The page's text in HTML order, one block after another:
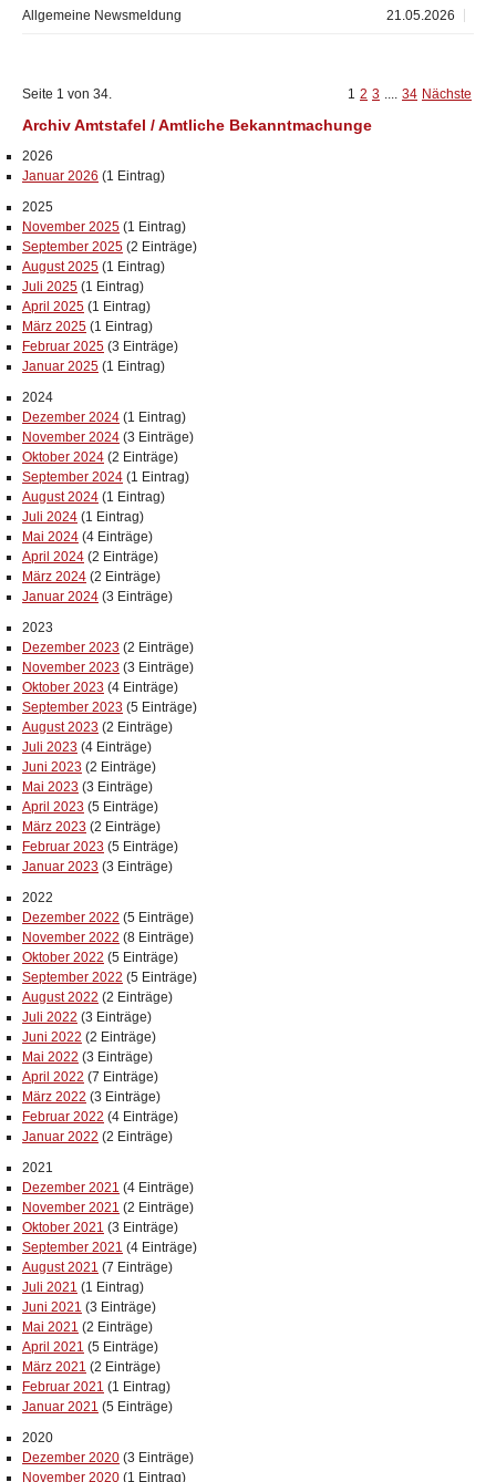
21.05.2026
Allgemeine Newsmeldung
Seite 1 von 34. 1 2 3 .... 34 Nächste
Archiv Amtstafel / Amtliche Bekanntmachunge
2026
Januar 2026 (1 Eintrag)
2025
November 2025 (1 Eintrag)
September 2025 (2 Einträge)
August 2025 (1 Eintrag)
Juli 2025 (1 Eintrag)
April 2025 (1 Eintrag)
März 2025 (1 Eintrag)
Februar 2025 (3 Einträge)
Januar 2025 (1 Eintrag)
2024
Dezember 2024 (1 Eintrag)
November 2024 (3 Einträge)
Oktober 2024 (2 Einträge)
September 2024 (1 Eintrag)
August 2024 (1 Eintrag)
Juli 2024 (1 Eintrag)
Mai 2024 (4 Einträge)
April 2024 (2 Einträge)
März 2024 (2 Einträge)
Januar 2024 (3 Einträge)
2023
Dezember 2023 (2 Einträge)
November 2023 (3 Einträge)
Oktober 2023 (4 Einträge)
September 2023 (5 Einträge)
August 2023 (2 Einträge)
Juli 2023 (4 Einträge)
Juni 2023 (2 Einträge)
Mai 2023 (3 Einträge)
April 2023 (5 Einträge)
März 2023 (2 Einträge)
Februar 2023 (5 Einträge)
Januar 2023 (3 Einträge)
2022
Dezember 2022 (5 Einträge)
November 2022 (8 Einträge)
Oktober 2022 (5 Einträge)
September 2022 (5 Einträge)
August 2022 (2 Einträge)
Juli 2022 (3 Einträge)
Juni 2022 (2 Einträge)
Mai 2022 (3 Einträge)
April 2022 (7 Einträge)
März 2022 (3 Einträge)
Februar 2022 (4 Einträge)
Januar 2022 (2 Einträge)
2021
Dezember 2021 (4 Einträge)
November 2021 (2 Einträge)
Oktober 2021 (3 Einträge)
September 2021 (4 Einträge)
August 2021 (7 Einträge)
Juli 2021 (1 Eintrag)
Juni 2021 (3 Einträge)
Mai 2021 (2 Einträge)
April 2021 (5 Einträge)
März 2021 (2 Einträge)
Februar 2021 (1 Eintrag)
Januar 2021 (5 Einträge)
2020
Dezember 2020 (3 Einträge)
November 2020 (1 Eintrag)